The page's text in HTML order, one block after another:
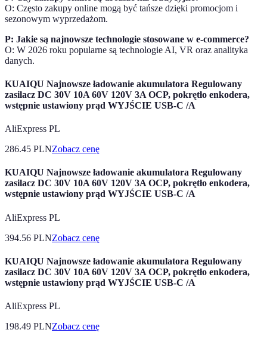
O: Często zakupy online mogą być tańsze dzięki promocjom i
sezonowym wyprzedażom.
P: Jakie są najnowsze technologie stosowane w e-commerce?
O: W 2026 roku popularne są technologie AI, VR oraz analityka
danych.
KUAIQU Najnowsze ładowanie akumulatora Regulowany
zasilacz DC 30V 10A 60V 120V 3A OCP, pokrętło enkodera,
wstępnie ustawiony prąd WYJŚCIE USB-C /A
AliExpress PL
286.45 PLNZobacz cenę
KUAIQU Najnowsze ładowanie akumulatora Regulowany
zasilacz DC 30V 10A 60V 120V 3A OCP, pokrętło enkodera,
wstępnie ustawiony prąd WYJŚCIE USB-C /A
AliExpress PL
394.56 PLNZobacz cenę
KUAIQU Najnowsze ładowanie akumulatora Regulowany
zasilacz DC 30V 10A 60V 120V 3A OCP, pokrętło enkodera,
wstępnie ustawiony prąd WYJŚCIE USB-C /A
AliExpress PL
198.49 PLNZobacz cenę